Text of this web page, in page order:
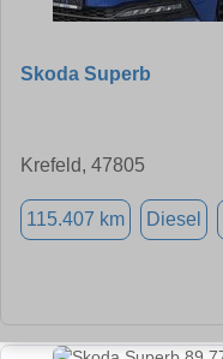
Skoda Superb
Krefeld, 47805
115.407 km Diesel